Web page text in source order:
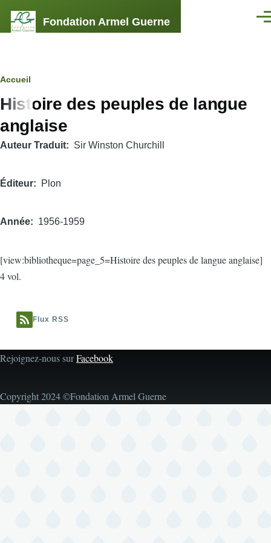
Fondation Armel Guerne
Fil
d'Ariane
Accueil
Histoire des peuples de langue
anglaise
Auteur Traduit Sir Winston Churchill
Éditeur Plon
Année 1956-1959
[view:bibliotheque=page_5=Histoire des peuples de langue anglaise]
4 vol.
Flux RSS
Rejoignez-nous surFacebook
Copyright 2024 ©Fondation Armel Guerne